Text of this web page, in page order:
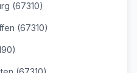
(67310)
(67310)